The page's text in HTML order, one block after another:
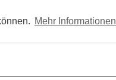
Mehr Informationen
Kostenlos registrieren